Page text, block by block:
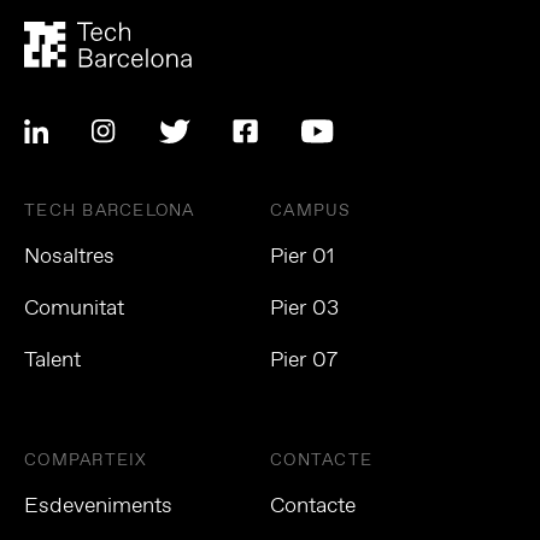
TECH BARCELONA
Nosaltres
Comunitat
Talent
CAMPUS
Pier 01
Pier 03
Pier 07
COMPARTEIX
Esdeveniments
CONTACTE
Contacte